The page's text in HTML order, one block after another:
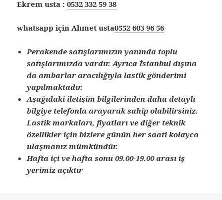
Ekrem usta :0532 332 59 38
whatsapp için Ahmet usta0552 603 96 56
Perakende satışlarımızın yanında toplu
satışlarımızda vardır. Ayrıca İstanbul dışına
da ambarlar aracılığıyla lastik gönderimi
yapılmaktadır.
Aşağıdaki iletişim bilgilerinden daha detaylı
bilgiye telefonla arayarak sahip olabilirsiniz.
Lastik markaları, fiyatları ve diğer teknik
özellikler için bizlere günün her saati kolayca
ulaşmanız mümkündür.
Hafta içi ve hafta sonu 09.00-19.00 arası iş
yerimiz açıktır